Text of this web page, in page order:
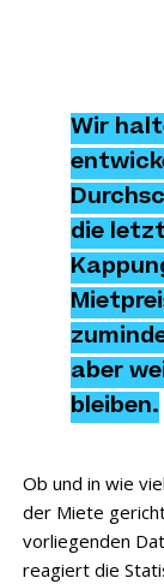
Wir
die
aber
bleiben.
Ob und in wie
der Miete
vorliegenden
reagiert die